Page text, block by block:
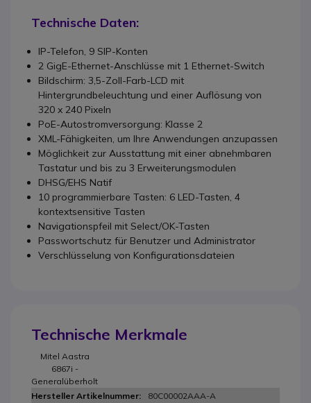
Technische Daten:
IP-Telefon, 9 SIP-Konten
2 GigE-Ethernet-Anschlüsse mit 1 Ethernet-Switch
Bildschirm: 3,5-Zoll-Farb-LCD mit
Hintergrundbeleuchtung und einer Auflösung von
320 x 240 Pixeln
PoE-Autostromversorgung: Klasse 2
XML-Fähigkeiten, um Ihre Anwendungen anzupassen
Möglichkeit zur Ausstattung mit einer abnehmbaren
Tastatur und bis zu 3 Erweiterungsmodulen
DHSG/EHS Natif
10 programmierbare Tasten: 6 LED-Tasten, 4
kontextsensitive Tasten
Navigationspfeil mit Select/OK-Tasten
Passwortschutz für Benutzer und Administrator
Verschlüsselung von Konfigurationsdateien
Technische Merkmale
Mitel Aastra
6867i -
Generalüberholt
80C00002AAA-A